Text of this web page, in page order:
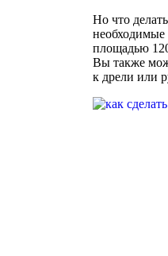
Но что
площадью
Вы также
к дрели или